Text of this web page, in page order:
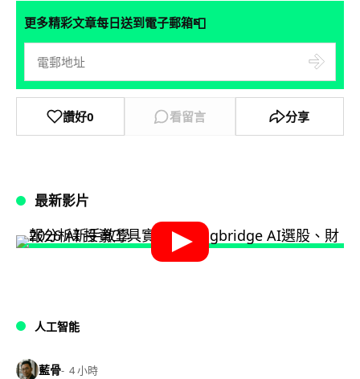
更多精彩文章每日送到電子郵箱📮
讚好0 看留言 分享
最新影片
人工智能
藍骨 4 小時